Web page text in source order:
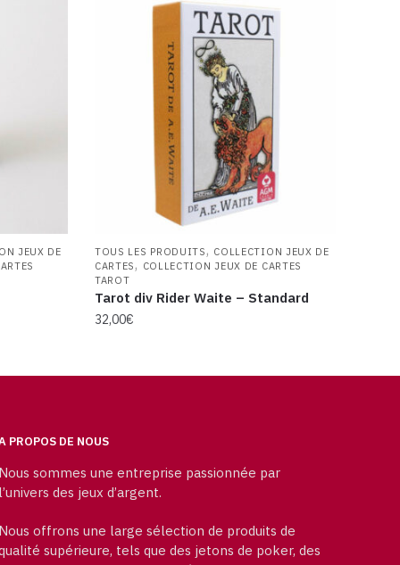
JEUX DE
TOUS LES PRODUITS, COLLECTION JEUX DE
CARTES, COLLECTION JEUX DE CARTES
TAROT
Tarot div Rider Waite – Standard
32,00€
PROPOS DE NOUS
sommes une entreprise passionnée par
des jeux d’argent.
offrons une large sélection de produits de
supérieure, tels que des jetons de poker, des